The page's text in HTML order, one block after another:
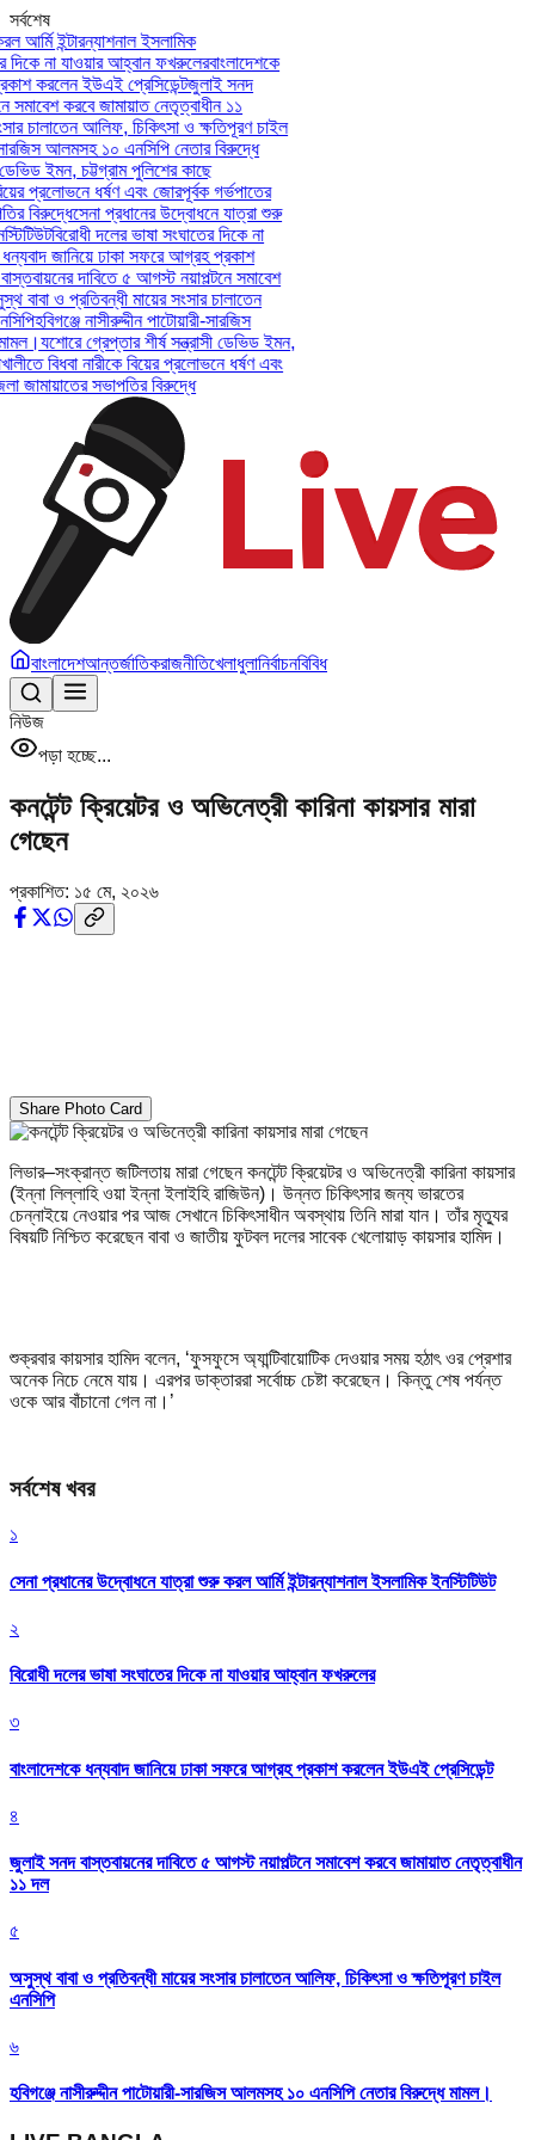
সর্বশেষ
ইন্টারন্যাশনাল ইসলামিক
দিকে না যাওয়ার আহ্বান ফখরুলেরবাংলাদেশকে
করলেন ইউএই প্রেসিডেন্টজুলাই সনদ
করবে জামায়াত নেতৃত্বাধীন ১১
চালাতেন আলিফ, চিকিৎসা ও ক্ষতিপূরণ চাইল
আলমসহ ১০ এনসিপি নেতার বিরুদ্ধে
ইমন, চট্টগ্রাম পুলিশের কাছে
প্রলোভনে ধর্ষণ এবং জোরপূর্বক গর্ভপাতের
বিরুদ্ধেসেনা প্রধানের উদ্বোধনে যাত্রা শুরু
বিরোধী দলের ভাষা সংঘাতের দিকে না
জানিয়ে ঢাকা সফরে আগ্রহ প্রকাশ
দাবিতে ৫ আগস্ট নয়াপল্টনে সমাবেশ
বাবা ও প্রতিবন্ধী মায়ের সংসার চালাতেন
হবিগঞ্জে নাসীরুদ্দীন পাটোয়ারী-সারজিস
যশোরে গ্রেপ্তার শীর্ষ সন্ত্রাসী ডেভিড ইমন,
বিধবা নারীকে বিয়ের প্রলোভনে ধর্ষণ এবং
সভাপতির বিরুদ্ধে
বাংলাদেশআন্তর্জাতিকরাজনীতিখেলাধুলানির্বাচনবিবিধ
নিউজ
পড়া হচ্ছে...
কনটেন্ট ক্রিয়েটর ও অভিনেত্রী কারিনা কায়সার মারা
গেছেন
প্রকাশিত: ১৫ মে, ২০২৬
Share Photo Card
লিভার–সংক্রান্ত জটিলতায় মারা গেছেন কনটেন্ট ক্রিয়েটর ও অভিনেত্রী কারিনা কায়সার
(ইন্না লিল্লাহি ওয়া ইন্না ইলাইহি রাজিউন)। উন্নত চিকিৎসার জন্য ভারতের
চেন্নাইয়ে নেওয়ার পর আজ সেখানে চিকিৎসাধীন অবস্থায় তিনি মারা যান। তাঁর মৃত্যুর
বিষয়টি নিশ্চিত করেছেন বাবা ও জাতীয় ফুটবল দলের সাবেক খেলোয়াড় কায়সার হামিদ।
শুক্রবার কায়সার হামিদ বলেন, ‘ফুসফুসে অ্যান্টিবায়োটিক দেওয়ার সময় হঠাৎ ওর প্রেশার
অনেক নিচে নেমে যায়। এরপর ডাক্তাররা সর্বোচ্চ চেষ্টা করেছেন। কিন্তু শেষ পর্যন্ত
ওকে আর বাঁচানো গেল না।’
সর্বশেষ খবর
১
সেনা প্রধানের উদ্বোধনে যাত্রা শুরু করল আর্মি ইন্টারন্যাশনাল ইসলামিক ইনস্টিটিউট
২
বিরোধী দলের ভাষা সংঘাতের দিকে না যাওয়ার আহ্বান ফখরুলের
৩
বাংলাদেশকে ধন্যবাদ জানিয়ে ঢাকা সফরে আগ্রহ প্রকাশ করলেন ইউএই প্রেসিডেন্ট
৪
জুলাই সনদ বাস্তবায়নের দাবিতে ৫ আগস্ট নয়াপল্টনে সমাবেশ করবে জামায়াত নেতৃত্বাধীন
১১ দল
৫
অসুস্থ বাবা ও প্রতিবন্ধী মায়ের সংসার চালাতেন আলিফ, চিকিৎসা ও ক্ষতিপূরণ চাইল
এনসিপি
৬
হবিগঞ্জে নাসীরুদ্দীন পাটোয়ারী-সারজিস আলমসহ ১০ এনসিপি নেতার বিরুদ্ধে মামল।